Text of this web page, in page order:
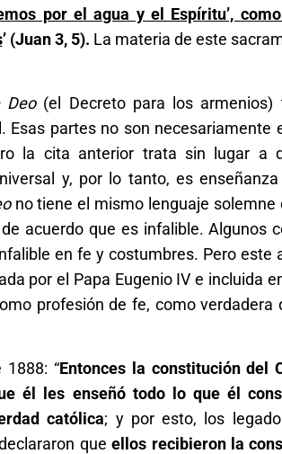
por el agua y el Espíritu’,
’ (Juan 3, 5). La materia de este
Deo(el Decreto para los
partes no son necesariamente
la cita anterior trata sin lugar a
y, por lo tanto, es enseñanza
no tiene el mismo lenguaje solemne
acuerdo que es infalible. Algunos
en fe y costumbres. Pero este
por el Papa Eugenio IV e incluida
profesión de fe, como verdadera
“Entonces la constitución del
él les enseñó todo lo que él
católica; y por esto, los
que ellos recibieron la